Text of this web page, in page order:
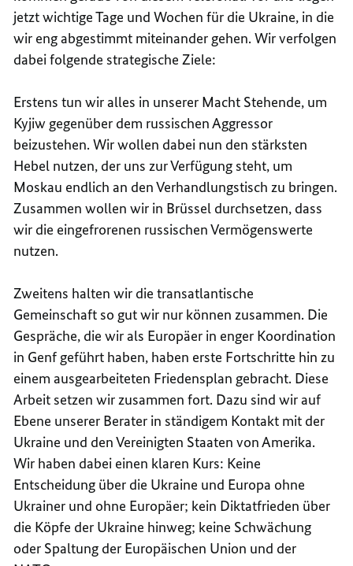
jetzt wichtige Tage und Wochen für die Ukraine, in die
wir eng abgestimmt miteinander gehen. Wir verfolgen
dabei folgende strategische Ziele:
Erstens tun wir alles in unserer Macht Stehende, um
Kyjiw gegenüber dem russischen Aggressor
beizustehen. Wir wollen dabei nun den stärksten
Hebel nutzen, der uns zur Verfügung steht, um
Moskau endlich an den Verhandlungstisch zu bringen.
Zusammen wollen wir in Brüssel durchsetzen, dass
wir die eingefrorenen russischen Vermögenswerte
nutzen.
Zweitens halten wir die transatlantische
Gemeinschaft so gut wir nur können zusammen. Die
Gespräche, die wir als Europäer in enger Koordination
in Genf geführt haben, haben erste Fortschritte hin zu
einem ausgearbeiteten Friedensplan gebracht. Diese
Arbeit setzen wir zusammen fort. Dazu sind wir auf
Ebene unserer Berater in ständigem Kontakt mit der
Ukraine und den Vereinigten Staaten von Amerika.
Wir haben dabei einen klaren Kurs: Keine
Entscheidung über die Ukraine und Europa ohne
Ukrainer und ohne Europäer; kein Diktatfrieden über
die Köpfe der Ukraine hinweg; keine Schwächung
oder Spaltung der Europäischen Union und der